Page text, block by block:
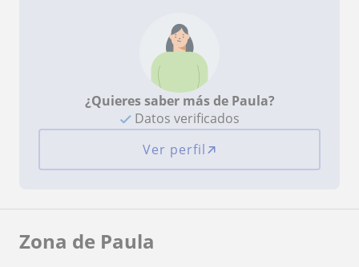
¿Quieres saber más de Paula?
Datos verificados
Ver perfil
Zona de Paula